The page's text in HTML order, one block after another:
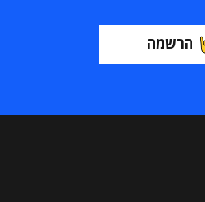
הרשמה